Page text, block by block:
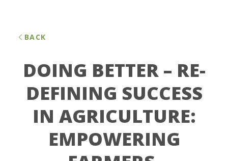
BACK
DOING BETTER – RE-
DEFINING SUCCESS
IN AGRICULTURE:
EMPOWERING